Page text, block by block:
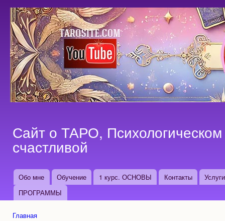
Сайт о ТАРО,
счастливой
Основные ссылки
Обо мне Обучение 1 курс. ОСНОВЫ Контакты
Услуги
ПРОГРАММЫ
Главная